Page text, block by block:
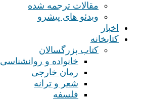
مقالات ترجمه شده
ویدئو های پیشرو
اخبار
کتابخانه
کتاب بزرگسالان
خانواده و روانشناسی
رمان خارجی
شعر و ترانه
فلسفه